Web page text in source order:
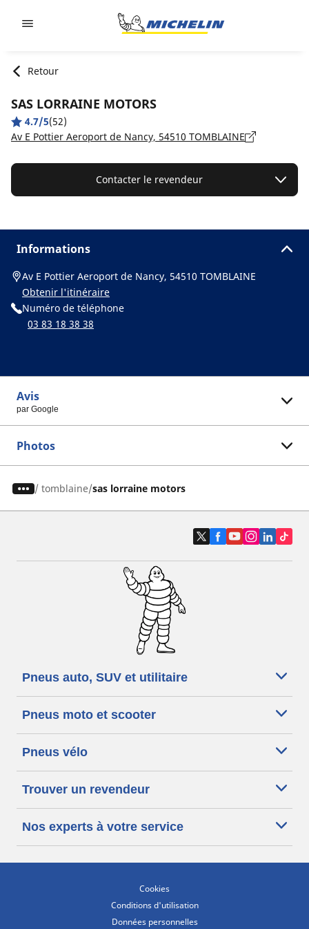
Retour
SAS LORRAINE MOTORS
4.7/5(52)
Av E Pottier Aeroport de Nancy, 54510 TOMBLAINE
Contacter le revendeur
Informations
Av E Pottier Aeroport de Nancy, 54510 TOMBLAINE
Obtenir l'itinéraire
Numéro de téléphone
03 83 18 38 38
Avis
par Google
Photos
/ tomblaine sas lorraine motors
Pneus auto, SUV et utilitaire
Pneus moto et scooter
Pneus vélo
Trouver un revendeur
Nos experts à votre service
Cookies
Conditions d'utilisation
Données personnelles